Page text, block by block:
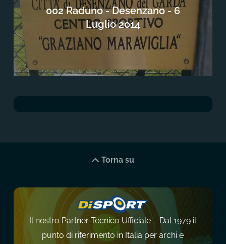
002 Raduno - Desenzano - 6
Luglio 2014
Torna su
Il nostro Partner Tecnico Ufficiale – Dal 1979 il
punto di riferimento in Italia per archi e